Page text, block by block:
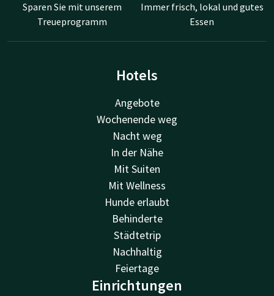
Sparen Sie mit unserem
Treueprogramm
Immer frisch, lokal und gutes
Essen
Hotels
Angebote
Wochenende weg
Nacht weg
In der Nähe
Mit Suiten
Mit Wellness
Hunde erlaubt
Behinderte
Städtetrip
Nachhaltig
Feiertage
Einrichtungen